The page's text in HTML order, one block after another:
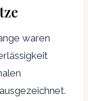
waren